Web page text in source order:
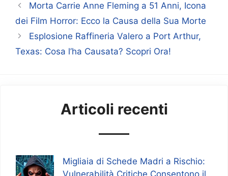
Morta Carrie Anne Fleming a 51 Anni, Icona
dei Film Horror: Ecco la Causa della Sua Morte
Esplosione Raffineria Valero a Port Arthur,
Texas: Cosa l’ha Causata? Scopri Ora!
Articoli recenti
Migliaia di Schede Madri a Rischio: